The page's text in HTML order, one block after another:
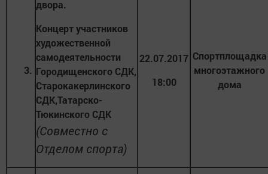
3.
двора.
Концерт участников
художественной
самодеятельности
Городищенского СДК,
Старокакерлинского
СДК,Татарско-
Тюкинского СДК
(Совместно с
Отделом спорта)
22.07.2017
18:00
Спортплощадка
многоэтажного
дома